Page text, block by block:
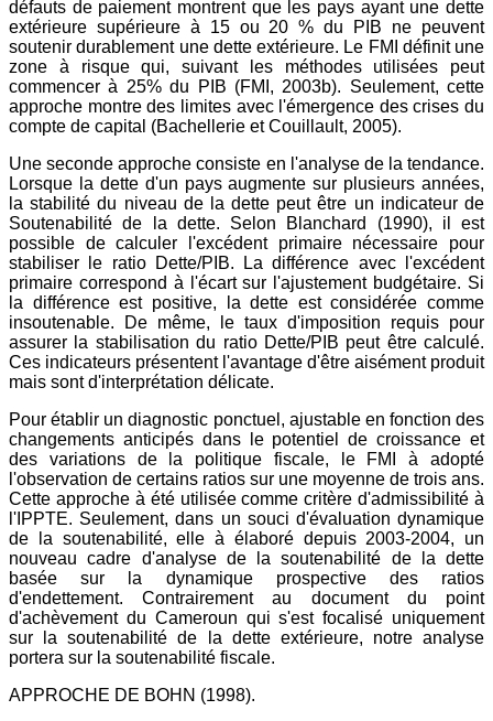
défauts de paiement montrent que les pays ayant une dette
extérieure supérieure à 15 ou 20 % du PIB ne peuvent
soutenir durablement une dette extérieure. Le FMI définit une
zone à risque qui, suivant les méthodes utilisées peut
commencer à 25% du PIB (FMI, 2003b). Seulement, cette
approche montre des limites avec l'émergence des crises du
compte de capital (Bachellerie et Couillault, 2005).
Une seconde approche consiste en l'analyse de la tendance.
Lorsque la dette d'un pays augmente sur plusieurs années,
la stabilité du niveau de la dette peut être un indicateur de
Soutenabilité de la dette. Selon Blanchard (1990), il est
possible de calculer l'excédent primaire nécessaire pour
stabiliser le ratio Dette/PIB. La différence avec l'excédent
primaire correspond à l'écart sur l'ajustement budgétaire. Si
la différence est positive, la dette est considérée comme
insoutenable. De même, le taux d'imposition requis pour
assurer la stabilisation du ratio Dette/PIB peut être calculé.
Ces indicateurs présentent l'avantage d'être aisément produit
mais sont d'interprétation délicate.
Pour établir un diagnostic ponctuel, ajustable en fonction des
changements anticipés dans le potentiel de croissance et
des variations de la politique fiscale, le FMI à adopté
l'observation de certains ratios sur une moyenne de trois ans.
Cette approche à été utilisée comme critère d'admissibilité à
l'IPPTE. Seulement, dans un souci d'évaluation dynamique
de la soutenabilité, elle à élaboré depuis 2003-2004, un
nouveau cadre d'analyse de la soutenabilité de la dette
basée sur la dynamique prospective des ratios
d'endettement. Contrairement au document du point
d'achèvement du Cameroun qui s'est focalisé uniquement
sur la soutenabilité de la dette extérieure, notre analyse
portera sur la soutenabilité fiscale.
APPROCHE DE BOHN (1998).